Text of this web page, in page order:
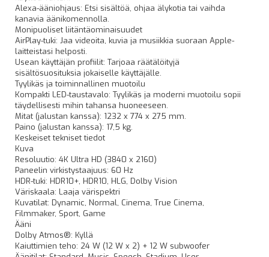
Alexa-ääniohjaus: Etsi sisältöä, ohjaa älykotia tai vaihda
kanavia äänikomennolla.
Monipuoliset liitäntäominaisuudet
AirPlay-tuki: Jaa videoita, kuvia ja musiikkia suoraan Apple-
laitteistasi helposti.
Usean käyttäjän profiilit: Tarjoaa räätälöityjä
sisältösuosituksia jokaiselle käyttäjälle.
Tyylikäs ja toiminnallinen muotoilu
Kompakti LED-taustavalo: Tyylikäs ja moderni muotoilu sopii
täydellisesti mihin tahansa huoneeseen.
Mitat (jalustan kanssa): 1232 x 774 x 275 mm.
Paino (jalustan kanssa): 17,5 kg.
Keskeiset tekniset tiedot
Kuva
Resoluutio: 4K Ultra HD (3840 x 2160)
Paneelin virkistystaajuus: 60 Hz
HDR-tuki: HDR10+, HDR10, HLG, Dolby Vision
Väriskaala: Laaja värispektri
Kuvatilat: Dynamic, Normal, Cinema, True Cinema,
Filmmaker, Sport, Game
Ääni
Dolby Atmos®: Kyllä
Kaiuttimien teho: 24 W (12 W x 2) + 12 W subwoofer